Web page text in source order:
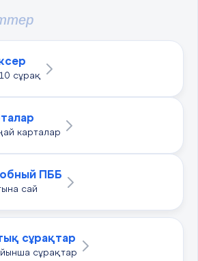
сұрақ
карталар
ПББ
сай
сұрақтар
сұрақтар